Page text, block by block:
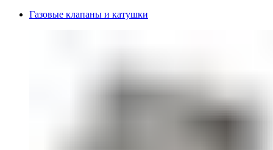
Газовые клапаны и катушки